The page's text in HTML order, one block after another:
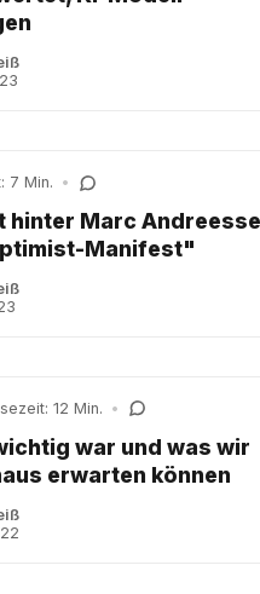
7 Min. •
hinter Marc
Manifest"
12 Min. •
war und was wir
erwarten können